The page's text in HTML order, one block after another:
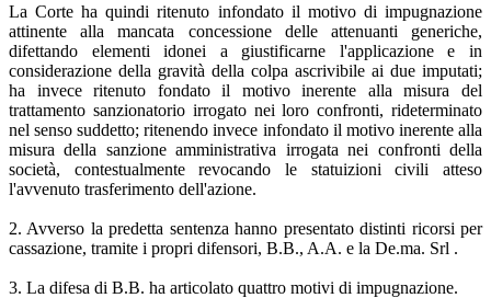
La Corte ha quindi ritenuto infondato il motivo di impugnazione
attinente alla mancata concessione delle attenuanti generiche,
difettando elementi idonei a giustificarne l'applicazione e in
considerazione della gravità della colpa ascrivibile ai due imputati;
ha invece ritenuto fondato il motivo inerente alla misura del
trattamento sanzionatorio irrogato nei loro confronti, rideterminato
nel senso suddetto; ritenendo invece infondato il motivo inerente alla
misura della sanzione amministrativa irrogata nei confronti della
società, contestualmente revocando le statuizioni civili atteso
l'avvenuto trasferimento dell'azione.
2. Avverso la predetta sentenza hanno presentato distinti ricorsi per
cassazione, tramite i propri difensori, B.B., A.A. e la De.ma. Srl .
3. La difesa di B.B. ha articolato quattro motivi di impugnazione.